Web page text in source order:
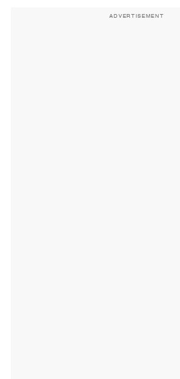
ADVERTISEMENT